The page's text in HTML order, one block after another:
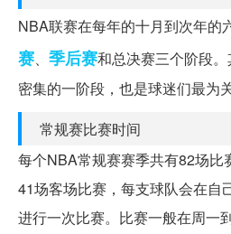
NBA联赛在每年的十月到次年的
赛、 季后赛和总决赛三个阶段
密集的一阶段，也是球迷们最为
常规赛比赛时间
每个NBA常规赛赛季共有82场比
41场客场比赛，每支球队会在自
进行一次比赛。比赛一般在周一